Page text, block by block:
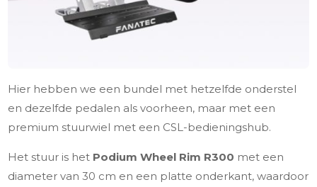
Hier hebben we een bundel met hetzelfde onderstel
en dezelfde pedalen als voorheen, maar met een
premium stuurwiel met een CSL-bedieningshub.
Het stuur is het Podium Wheel Rim R300 met een
diameter van 30 cm en een platte onderkant, waardoor